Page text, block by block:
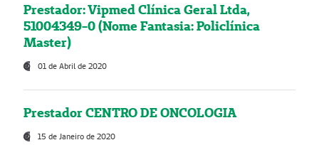
Prestador: Vipmed Clínica Geral Ltda,
51004349-0 (Nome Fantasia: Policlínica
Master)
01 de Abril de 2020
Prestador CENTRO DE ONCOLOGIA
15 de Janeiro de 2020